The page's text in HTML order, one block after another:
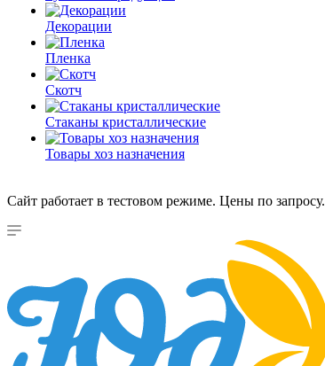
Декорации
Пленка
Скотч
Стаканы кристаллические
Товары хоз назначения
Сайт работает в тестовом режиме. Цены по запросу.